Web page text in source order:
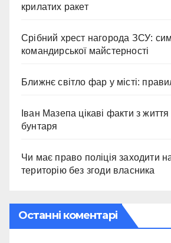
крилатих ракет
Срібний хрест нагорода ЗСУ:
командирської майстерності
Ближнє світло фар у місті:
Іван Мазепа цікаві факти з
бунтаря
Чи має право поліція заходити
територію без згоди власника
Останні коментарі